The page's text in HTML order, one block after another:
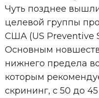
Чуть позднее
целевой группы
США (US Preventive
Основным
нижнего предела
которым
скрининг, с 50 до